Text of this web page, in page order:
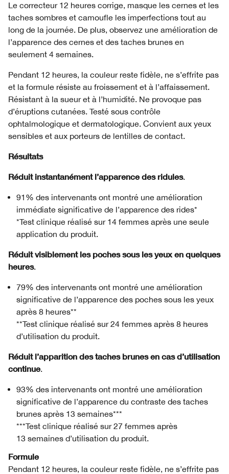
Le correcteur 12 heures corrige, masque les cernes et les
taches sombres et camoufle les imperfections tout au
long de la journée. De plus, observez une amélioration de
l’apparence des cernes et des taches brunes en
seulement 4 semaines.
Pendant 12 heures, la couleur reste fidèle, ne s’effrite pas
et la formule résiste au froissement et à l’affaissement.
Résistant à la sueur et à l’humidité. Ne provoque pas
d’éruptions cutanées. Testé sous contrôle
ophtalmologique et dermatologique. Convient aux yeux
sensibles et aux porteurs de lentilles de contact.
Résultats
Réduit instantanément l’apparence des ridules.
91% des intervenants ont montré une amélioration
immédiate significative de l’apparence des rides*
*Test clinique réalisé sur 14 femmes après une seule
application du produit.
Réduit visiblement les poches sous les yeux en quelques
heures.
79% des intervenants ont montré une amélioration
significative de l’apparence des poches sous les yeux
après 8 heures**
**Test clinique réalisé sur 24 femmes après 8 heures
d’utilisation du produit.
Réduit l’apparition des taches brunes en cas d’utilisation
continue.
93% des intervenants ont montré une amélioration
significative de l’apparence du contraste des taches
brunes après 13 semaines***
***Test clinique réalisé sur 27 femmes après
13 semaines d’utilisation du produit.
Formule
Pendant 12 heures, la couleur reste fidèle, ne s’effrite pas